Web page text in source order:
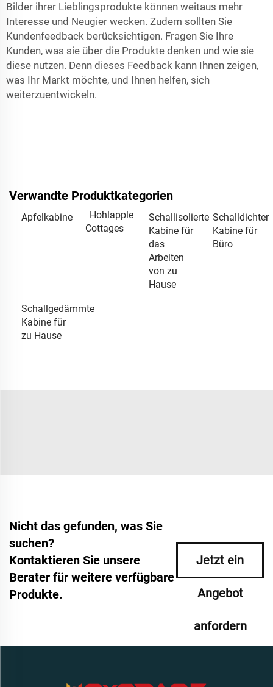
Bilder ihrer Lieblingsprodukte können weitaus mehr
Interesse und Neugier wecken. Zudem sollten Sie
Kundenfeedback berücksichtigen. Fragen Sie Ihre
Kunden, was sie über die Produkte denken und wie sie
diese nutzen. Denn dieses Feedback kann Ihnen zeigen,
was Ihr Markt möchte, und Ihnen helfen, sich
weiterzuentwickeln.
Verwandte Produktkategorien
Apfelkabine
Hohlapple
Cottages
Schallisolierte
Kabine für
das
Arbeiten
von zu
Hause
Schalldichter
Kabine für
Büro
Schallgedämmte
Kabine für
zu Hause
Nicht das gefunden, was Sie
suchen?
Kontaktieren Sie unsere
Berater für weitere verfügbare
Produkte.
Jetzt ein
Angebot
anfordern